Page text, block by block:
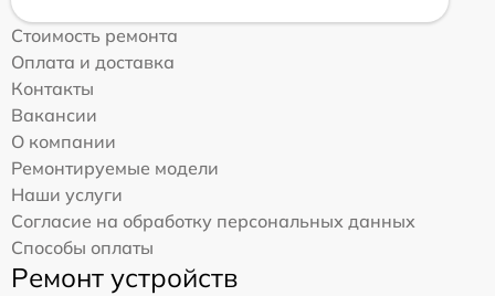
Стоимость ремонта
Оплата и доставка
Контакты
Вакансии
О компании
Ремонтируемые модели
Наши услуги
Согласие на обработку персональных данных
Способы оплаты
Ремонт устройств